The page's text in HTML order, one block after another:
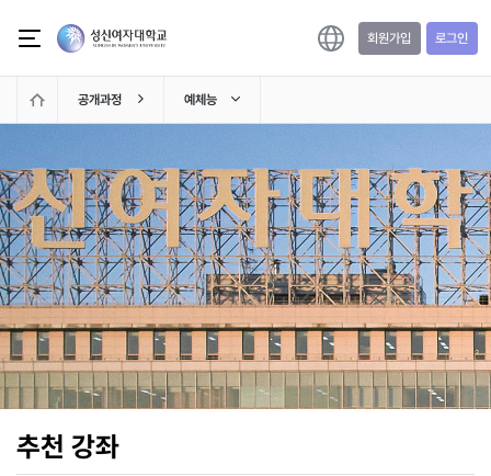
회원가입
로그인
공개과정
공개과정 예체능
추천 강좌